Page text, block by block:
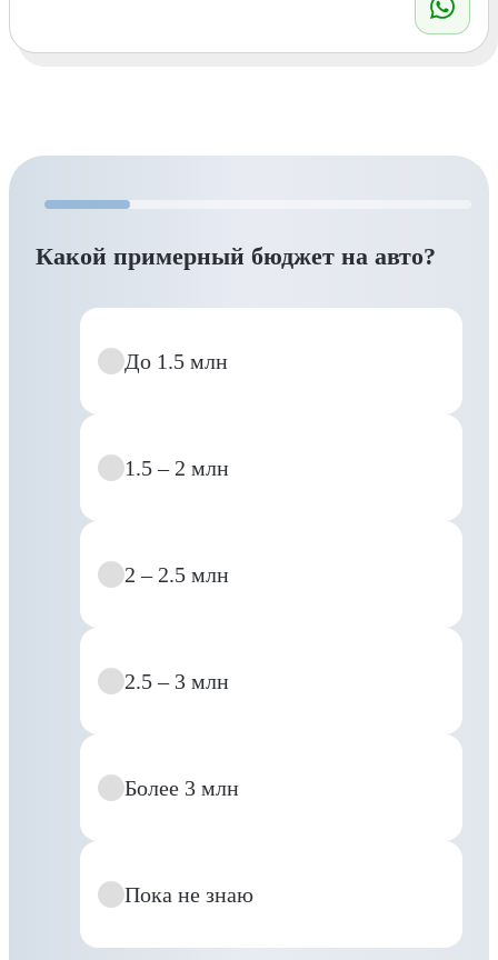
Какой примерный бюджет на авто?
До 1.5 млн
1.5 – 2 млн
2 – 2.5 млн
2.5 – 3 млн
Более 3 млн
Пока не знаю